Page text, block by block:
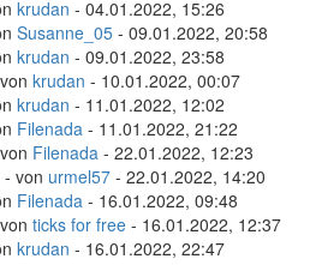
krudan - 04.01.2022, 15:26
Susanne_05 - 09.01.2022, 20:58
krudan - 09.01.2022, 23:58
krudan - 10.01.2022, 00:07
krudan - 11.01.2022, 12:02
Filenada - 11.01.2022, 21:22
Filenada - 22.01.2022, 12:23
- von urmel57 - 22.01.2022, 14:20
Filenada - 16.01.2022, 09:48
ticks for free - 16.01.2022, 12:37
krudan - 16.01.2022, 22:47